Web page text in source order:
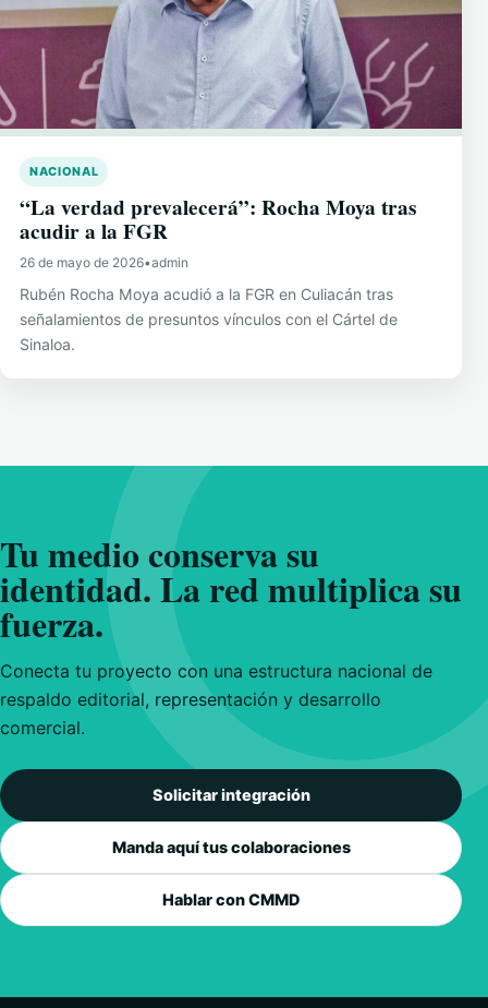
NACIONAL
“La verdad prevalecerá”: Rocha Moya tras
acudir a la FGR
26 de mayo de 2026•admin
Rubén Rocha Moya acudió a la FGR en Culiacán tras
señalamientos de presuntos vínculos con el Cártel de
Sinaloa.
Tu medio conserva su
identidad. La red multiplica su
fuerza.
Conecta tu proyecto con una estructura nacional de
respaldo editorial, representación y desarrollo
comercial.
Solicitar integración
Manda aquí tus colaboraciones
Hablar con CMMD